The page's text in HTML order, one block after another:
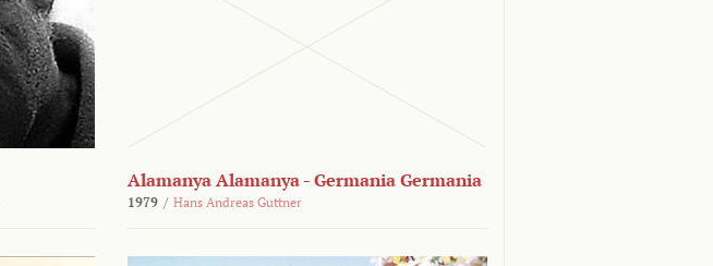
Alamanya Alamanya - Germania Germania
1979 / Hans Andreas Guttner